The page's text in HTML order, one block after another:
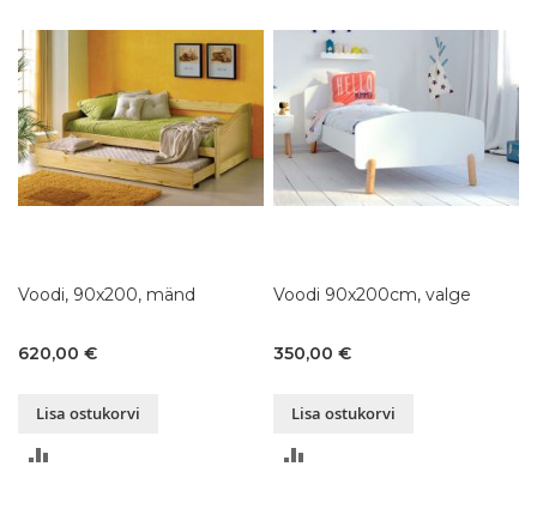
Voodi, 90x200, mänd
620,00 €
Lisa ostukorvi
Voodi 90x200cm, valge
350,00 €
Lisa ostukorvi